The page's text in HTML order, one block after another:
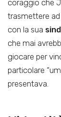
coraggio che
trasmettere
con la sua
che mai
giocare per
particolare
presentava.